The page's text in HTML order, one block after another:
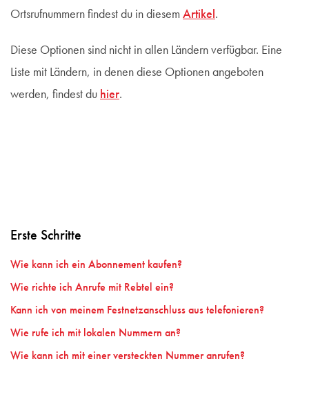
Ortsrufnummern findest du in diesem Artikel .
Diese Optionen sind nicht in allen Ländern verfügbar. Eine
Liste mit Ländern, in denen diese Optionen angeboten
werden, findest du hier.
Erste Schritte
Wie kann ich ein Abonnement kaufen?
Wie richte ich Anrufe mit Rebtel ein?
Kann ich von meinem Festnetzanschluss aus telefonieren?
Wie rufe ich mit lokalen Nummern an?
Wie kann ich mit einer versteckten Nummer anrufen?